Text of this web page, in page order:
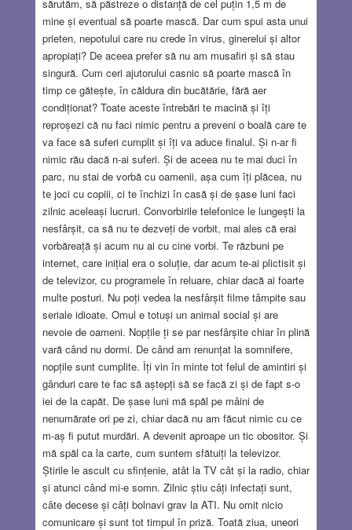
sărutăm, să păstreze o distanță de cel puțin 1,5 m de
mine și eventual să poarte mască. Dar cum spui asta unui
prieten, nepotului care nu crede în virus, ginerelui și altor
apropiați? De aceea prefer să nu am musafiri și să stau
singură. Cum ceri ajutorului casnic să poarte mască în
timp ce gătește, în căldura din bucătărie, fără aer
condiționat? Toate aceste întrebări te macină și îți
reproșezi că nu faci nimic pentru a preveni o boală care te
va face să suferi cumplit și îți va aduce finalul. Și n-ar fi
nimic rău dacă n-ai suferi. Și de aceea nu te mai duci în
parc, nu stai de vorbă cu oamenii, așa cum îți plăcea, nu
te joci cu copiii, ci te închizi în casă și de șase luni faci
zilnic aceleași lucruri. Convorbirile telefonice le lungești la
nesfârșit, ca să nu te dezveți de vorbit, mai ales că erai
vorbăreață și acum nu ai cu cine vorbi. Te răzbuni pe
internet, care inițial era o soluție, dar acum te-ai plictisit și
de televizor, cu programele în reluare, chiar dacă ai foarte
multe posturi. Nu poți vedea la nesfârșit filme tâmpite sau
seriale idioate. Omul e totuși un animal social și are
nevoie de oameni. Nopțile ți se par nesfârșite chiar în plină
vară când nu dormi. De când am renunțat la somnifere,
nopțile sunt cumplite. Îți vin în minte tot felul de amintiri și
gânduri care te fac să aștepți să se facă zi și de fapt s-o
iei de la capăt. De șase luni mă spăl pe mâini de
nenumărate ori pe zi, chiar dacă nu am făcut nimic cu ce
m-aș fi putut murdări. A devenit aproape un tic obositor. Și
mă spăl ca la carte, cum suntem sfătuiți la televizor.
Știrile le ascult cu sfințenie, atât la TV cât și la radio, chiar
și atunci când mi-e somn. Zilnic știu câți infectați sunt,
câte decese și câți bolnavi grav la ATI. Nu omit nicio
comunicare și sunt tot timpul în priză. Toată ziua, uneori